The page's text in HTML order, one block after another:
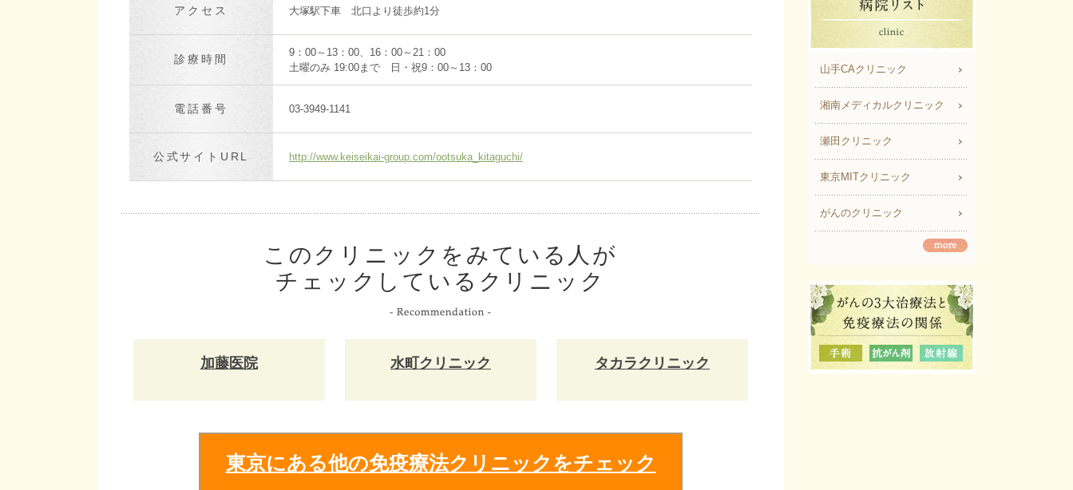
アクセス 大塚駅下車 北口より徒歩約1分
診療時間
9：00～13：00、16：00～21：00
土曜のみ 19:00まで 日・祝9：00～13：00
電話番号 03-3949-1141
公式サイトURL http://www.keiseikai-group.com/ootsuka_kitaguchi/
このクリニックをみている人が
チェックしているクリニック
加藤医院 水町クリニック タカラクリニック
東京にある他の免疫療法クリニックをチェック
山手CAクリニック
湘南メディカルクリニック
瀬田クリニック
東京MITクリニック
がんのクリニック